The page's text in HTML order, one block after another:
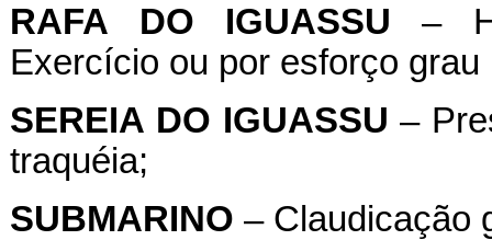
RAFA
DO IGUASSU –
Exercício ou por esforço grau
SEREIA DO IGUASSU –
traquéia;
SUBMARINO – Claudicação